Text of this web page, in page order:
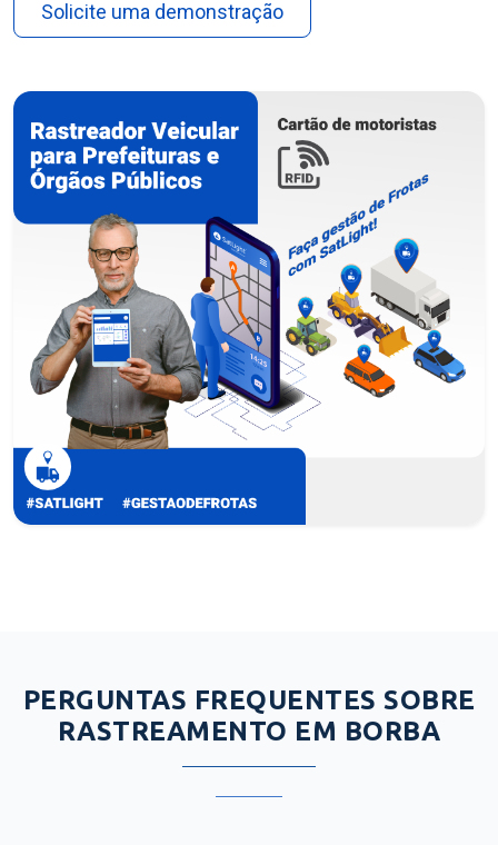
Solicite uma demonstração
PERGUNTAS FREQUENTES SOBRE
RASTREAMENTO EM BORBA